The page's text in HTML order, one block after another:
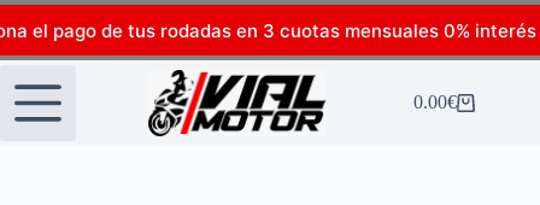
el pago de tus rodadas en 3 cuotas mensuales 0% interés
0.00€